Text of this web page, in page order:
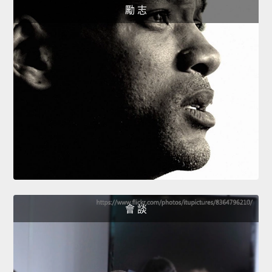
勵 志
會 談